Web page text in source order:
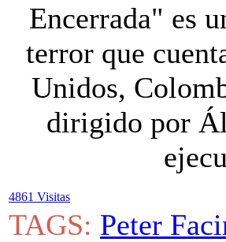
Encerrada" es
terror que
Unidos,
dirigido por
4861 Visitas
TAGS: Peter